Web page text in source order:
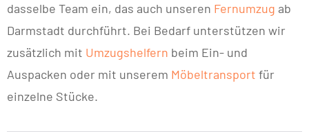
dasselbe Team ein, das auch unseren Fernumzug ab
Darmstadt durchführt. Bei Bedarf unterstützen wir
zusätzlich mit Umzugshelfern beim Ein- und
Auspacken oder mit unserem Möbeltransport für
einzelne Stücke.